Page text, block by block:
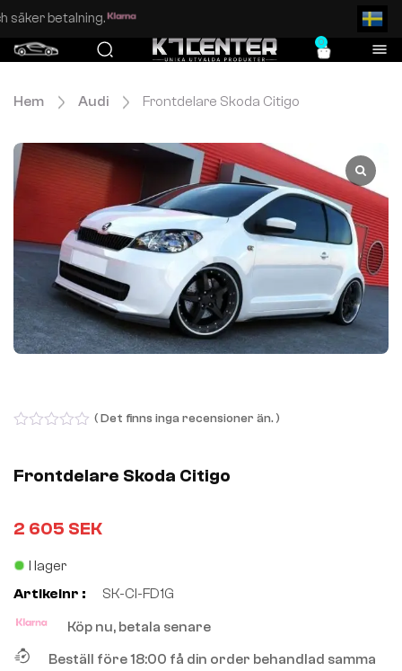
Enkel och säker betalning.
0
Hem Audi Frontdelare Skoda Citigo
of
5
( Det finns inga recensioner än. )
Frontdelare Skoda Citigo
2 605 SEK
I lager
Artikelnr :
SK-CI-FD1G
Köp nu, betala senare
Beställ före 18:00 få din order behandlad samma